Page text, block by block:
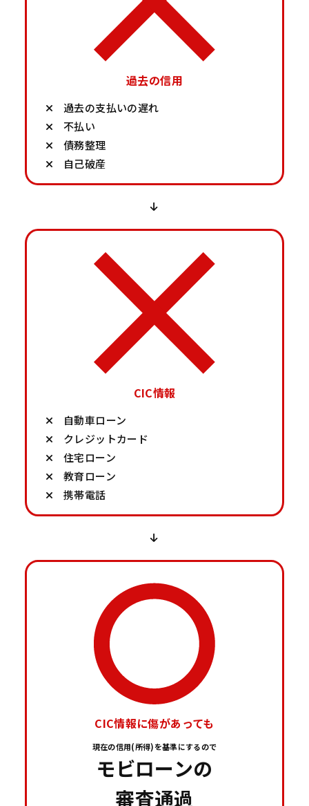
過去の信用
過去の支払いの遅れ
不払い
債務整理
自己破産
CIC情報
自動車ローン
クレジットカード
住宅ローン
教育ローン
携帯電話
CIC情報に傷があっても
現在の信用(所得)を基準にするので
モビローンの
審査通過